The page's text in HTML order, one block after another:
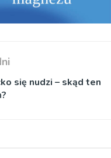
się nudzi – skąd ten